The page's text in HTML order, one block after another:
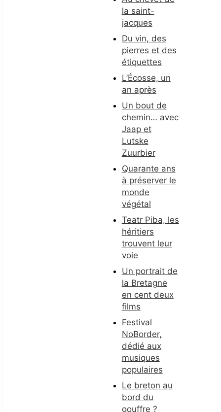
la saint-
jacques
Du vin, des
pierres et des
étiquettes
L’Écosse, un
an après
Un bout de
chemin… avec
Jaap et
Lutske
Zuurbier
Quarante ans
à préserver le
monde
végétal
Teatr Piba, les
héritiers
trouvent leur
voie
Un portrait de
la Bretagne
en cent deux
films
Festival
NoBorder,
dédié aux
musiques
populaires
Le breton au
bord du
gouffre ?